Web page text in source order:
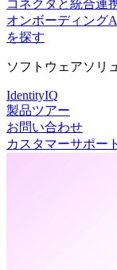
コネクタと統合連
オンボーディング
を探す
ソフトウェアソリ
IdentityIQ
製品ツアー
お問い合わせ
カスタマーサポー